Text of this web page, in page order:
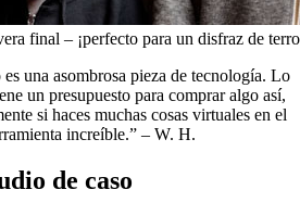
final – ¡perfecto para un disfraz de
una asombrosa pieza de tecnología. Lo
un presupuesto para comprar algo así,
si haces muchas cosas virtuales en el
increíble.” – W. H.
de caso